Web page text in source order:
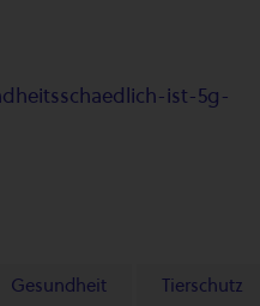
ist-5g-
Gesundheit Tierschutz